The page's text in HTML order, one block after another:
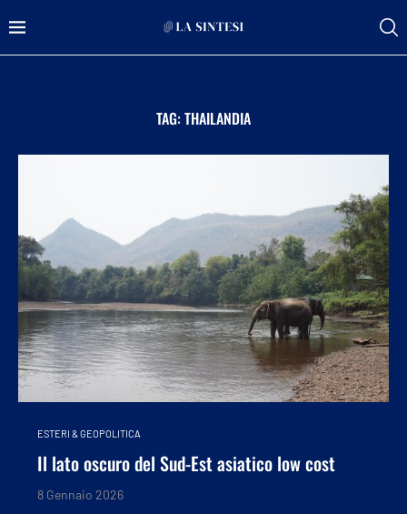
TAG:THAILANDIA
ESTERI & GEOPOLITICA
Il lato oscuro del Sud-Est asiatico low cost
8 Gennaio 2026